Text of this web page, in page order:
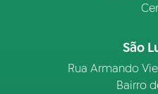
São
Rua Armando
Bairro